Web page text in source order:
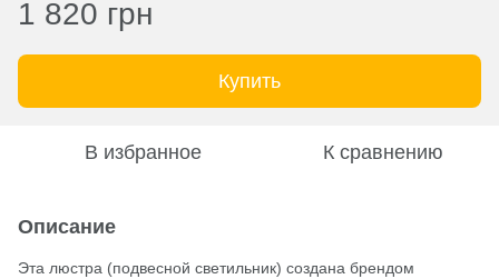
1 820 грн
Купить
В избранное К сравнению
Описание
Эта люстра (подвесной светильник) создана брендом